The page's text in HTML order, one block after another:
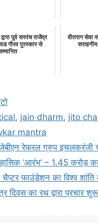
पूर्व सरपंच राजेंद्र
गौरव पुरस्कार से
वीतराग सेवा
, jain dharm, jito
mantra
जेबीएन रेफरल ग्रुप इचलकरंजी
‘आरंभ’ – 1.45 करोड़
चैप्टर फाउंडेशन का विश्व शांति
दिवस का रथ द्वारा प्रचार